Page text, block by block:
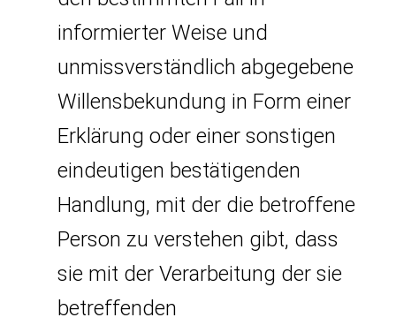
informierter Weise und
unmissverständlich abgegebene
Willensbekundung in Form einer
Erklärung oder einer sonstigen
eindeutigen bestätigenden
Handlung, mit der die betroffene
Person zu verstehen gibt, dass
sie mit der Verarbeitung der sie
betreffenden